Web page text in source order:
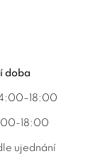
doba
18:00
ujednání